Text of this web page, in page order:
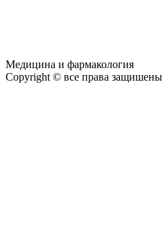
Медицина и фармакология
Copyright © все права защишены